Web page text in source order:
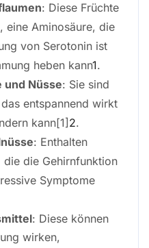
: Diese Früchte
eine Aminosäure, die
von Serotonin ist
heben kann1.
und Nüsse: Sie sind
entspannend wirkt
kann[1] 2.
: Enthalten
die die Gehirnfunktion
Symptome
: Diese können
wirken,